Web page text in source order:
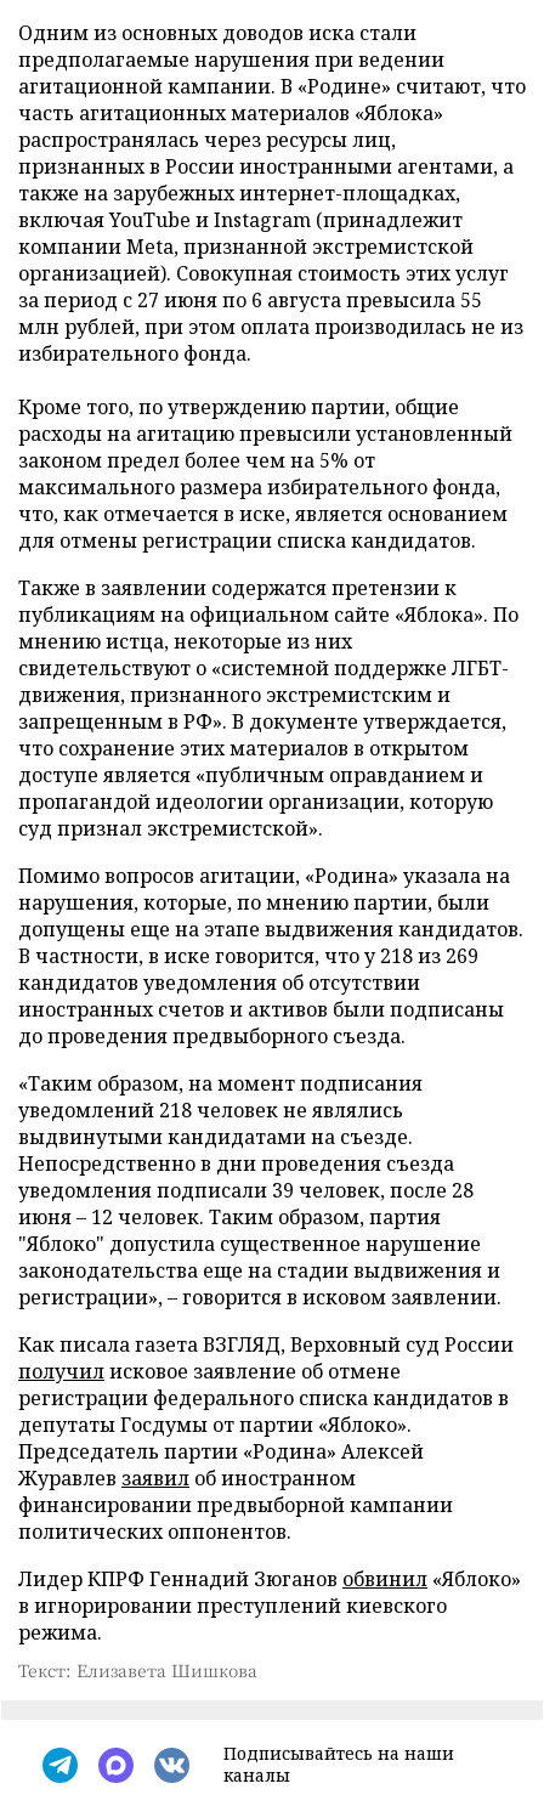
Одним из основных доводов иска стали
предполагаемые нарушения при ведении
агитационной кампании. В «Родине» считают, что
часть агитационных материалов «Яблока»
распространялась через ресурсы лиц,
признанных в России иностранными агентами, а
также на зарубежных интернет-площадках,
включая YouTube и Instagram (принадлежит
компании Meta, признанной экстремистской
организацией). Совокупная стоимость этих услуг
за период с 27 июня по 6 августа превысила 55
млн рублей, при этом оплата производилась не из
избирательного фонда.
Кроме того, по утверждению партии, общие
расходы на агитацию превысили установленный
законом предел более чем на 5% от
максимального размера избирательного фонда,
что, как отмечается в иске, является основанием
для отмены регистрации списка кандидатов.
Также в заявлении содержатся претензии к
публикациям на официальном сайте «Яблока». По
мнению истца, некоторые из них
свидетельствуют о «системной поддержке ЛГБТ-
движения, признанного экстремистским и
запрещенным в РФ». В документе утверждается,
что сохранение этих материалов в открытом
доступе является «публичным оправданием и
пропагандой идеологии организации, которую
суд признал экстремистской».
Помимо вопросов агитации, «Родина» указала на
нарушения, которые, по мнению партии, были
допущены еще на этапе выдвижения кандидатов.
В частности, в иске говорится, что у 218 из 269
кандидатов уведомления об отсутствии
иностранных счетов и активов были подписаны
до проведения предвыборного съезда.
«Таким образом, на момент подписания
уведомлений 218 человек не являлись
выдвинутыми кандидатами на съезде.
Непосредственно в дни проведения съезда
уведомления подписали 39 человек, после 28
июня – 12 человек. Таким образом, партия
"Яблоко" допустила существенное нарушение
законодательства еще на стадии выдвижения и
регистрации», – говорится в исковом заявлении.
Как писала газета ВЗГЛЯД, Верховный суд России
получилисковое заявление об отмене
регистрации федерального списка кандидатов в
депутаты Госдумы от партии «Яблоко».
Председатель партии «Родина» Алексей
Журавлев заявил об иностранном
финансировании предвыборной кампании
политических оппонентов.
Лидер КПРФ Геннадий Зюганов обвинил «Яблоко»
в игнорировании преступлений киевского
режима.
Текст: Елизавета Шишкова
Подписывайтесь на наши
каналы